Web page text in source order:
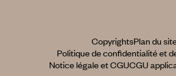
CopyrightsPlan du
Politique de confidentialité et
Notice légale et CGUCGU